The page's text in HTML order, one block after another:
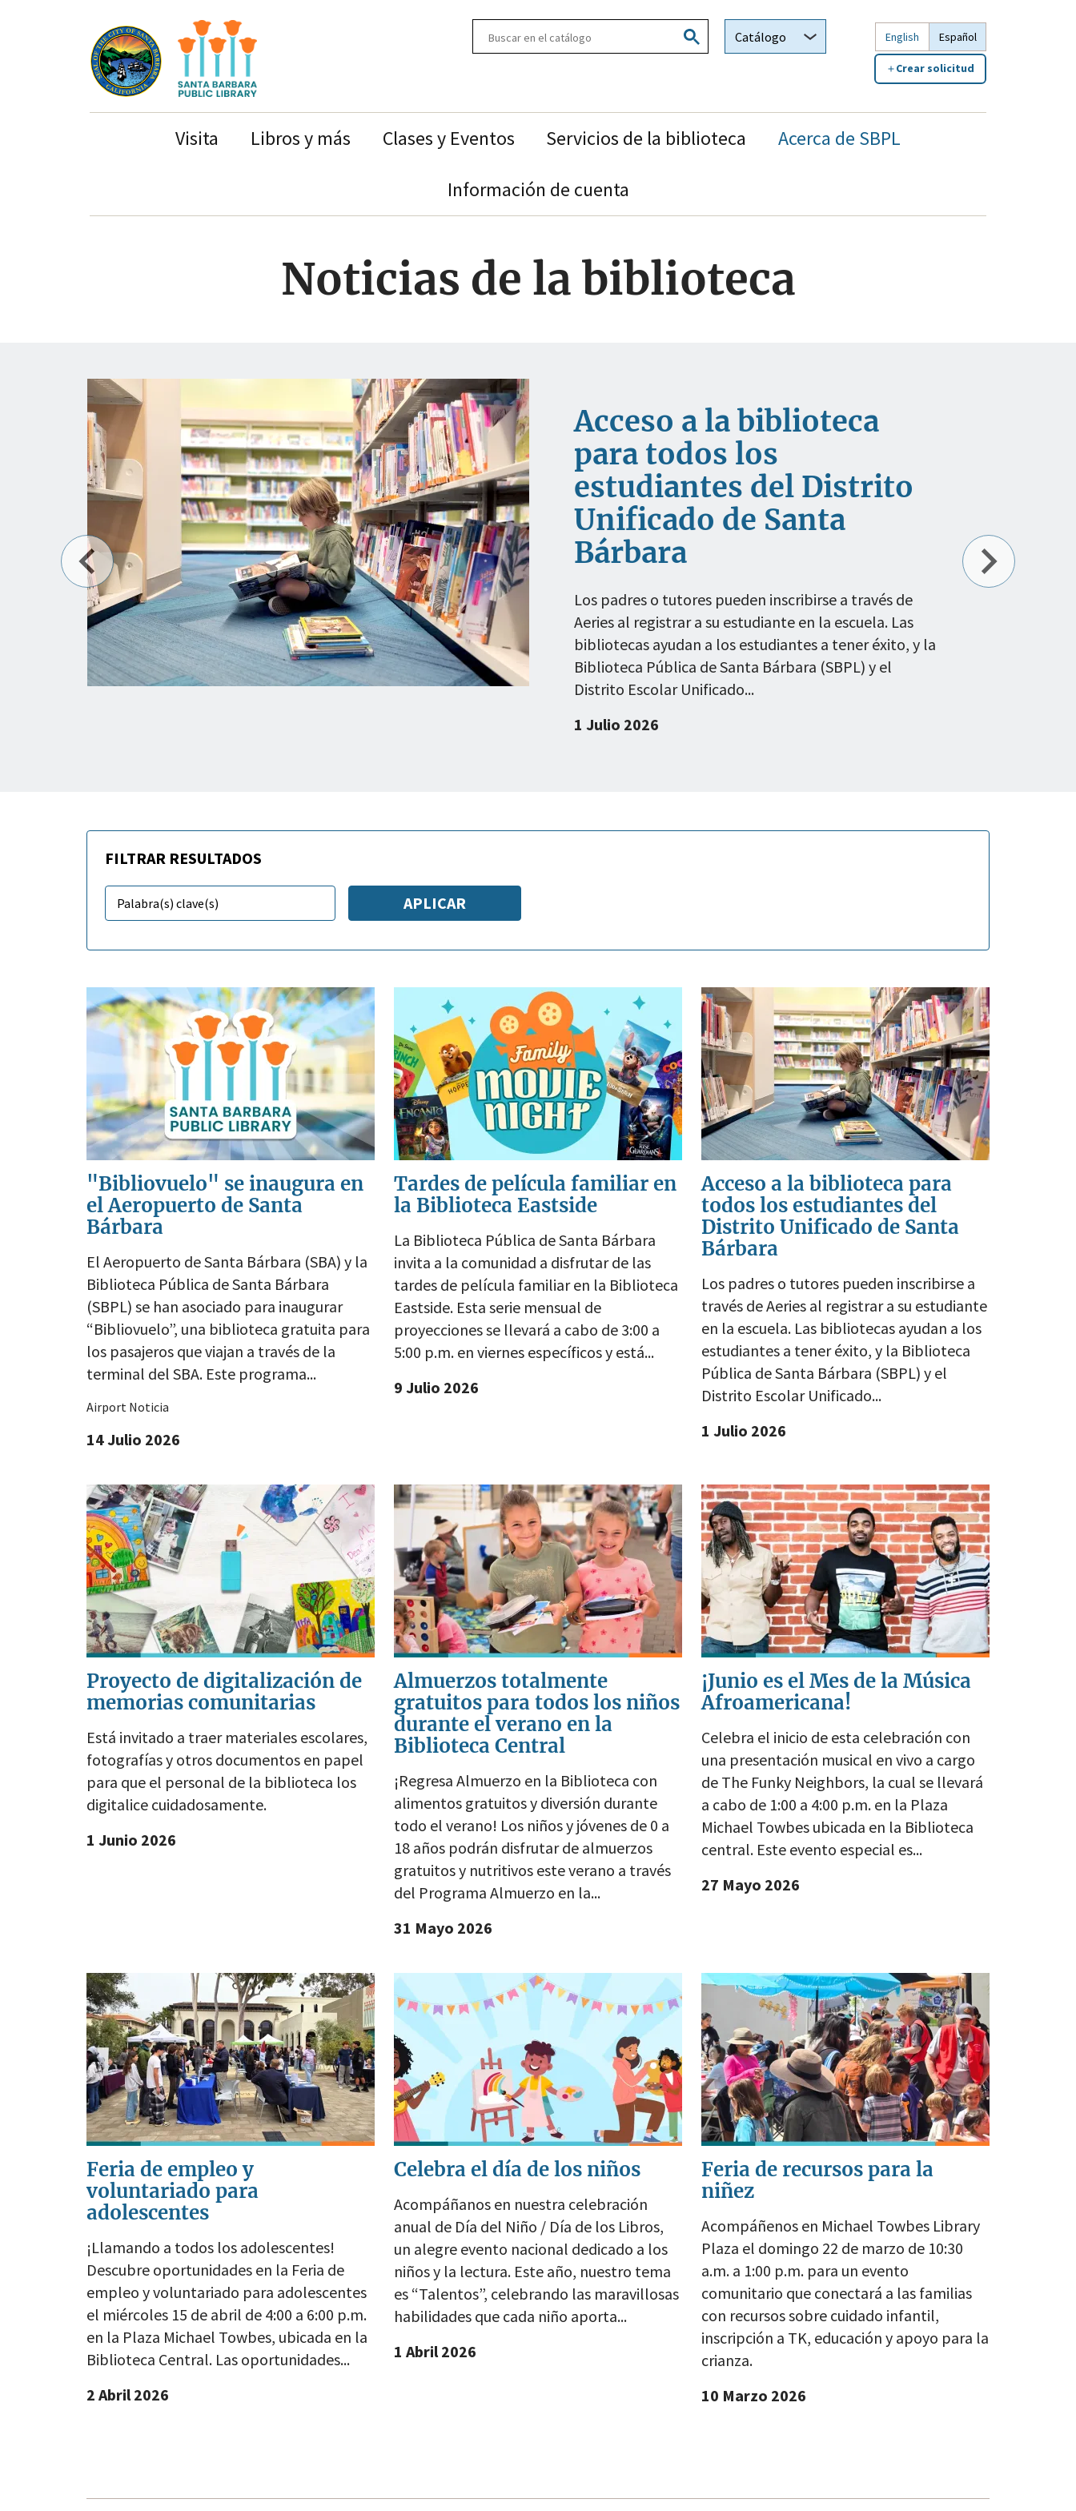
Search
the
Choose
what
like
to
Catálogo English Español
Crear solicitud
LibraryVisita Libros y más Clases y Eventos Servicios de la biblioteca Acerca de SBPL
Información de cuenta
Noticias de la biblioteca
Acceso a la biblioteca
para todos los
estudiantes del Distrito
Unificado de Santa
Bárbara
Los padres o tutores pueden inscribirse a través de
Aeries al registrar a su estudiante en la escuela. Las
bibliotecas ayudan a los estudiantes a tener éxito, y la
Biblioteca Pública de Santa Bárbara (SBPL) y el
Distrito Escolar Unificado...
1 Julio 2026
FILTRAR RESULTADOS
"Bibliovuelo" se inaugura en
el Aeropuerto de Santa
Bárbara
El Aeropuerto de Santa Bárbara (SBA) y la
Biblioteca Pública de Santa Bárbara
(SBPL) se han asociado para inaugurar
“Bibliovuelo”, una biblioteca gratuita para
los pasajeros que viajan a través de la
terminal del SBA. Este programa...
Airport Noticia
14 Julio 2026
Tardes de película familiar en
la Biblioteca Eastside
La Biblioteca Pública de Santa Bárbara
invita a la comunidad a disfrutar de las
tardes de película familiar en la Biblioteca
Eastside. Esta serie mensual de
proyecciones se llevará a cabo de 3:00 a
5:00 p.m. en viernes específicos y está...
9 Julio 2026
Acceso a la biblioteca para
todos los estudiantes del
Distrito Unificado de Santa
Bárbara
Los padres o tutores pueden inscribirse a
través de Aeries al registrar a su estudiante
en la escuela. Las bibliotecas ayudan a los
estudiantes a tener éxito, y la Biblioteca
Pública de Santa Bárbara (SBPL) y el
Distrito Escolar Unificado...
1 Julio 2026
Proyecto de digitalización de
memorias comunitarias
Está invitado a traer materiales escolares,
fotografías y otros documentos en papel
para que el personal de la biblioteca los
digitalice cuidadosamente.
1 Junio 2026
Almuerzos totalmente
gratuitos para todos los niños
durante el verano en la
Biblioteca Central
¡Regresa Almuerzo en la Biblioteca con
alimentos gratuitos y diversión durante
todo el verano! Los niños y jóvenes de 0 a
18 años podrán disfrutar de almuerzos
gratuitos y nutritivos este verano a través
del Programa Almuerzo en la...
31 Mayo 2026
¡Junio es el Mes de la Música
Afroamericana!
Celebra el inicio de esta celebración con
una presentación musical en vivo a cargo
de The Funky Neighbors, la cual se llevará
a cabo de 1:00 a 4:00 p.m. en la Plaza
Michael Towbes ubicada en la Biblioteca
central. Este evento especial es...
27 Mayo 2026
Feria de empleo y
voluntariado para
adolescentes
¡Llamando a todos los adolescentes!
Descubre oportunidades en la Feria de
empleo y voluntariado para adolescentes
el miércoles 15 de abril de 4:00 a 6:00 p.m.
en la Plaza Michael Towbes, ubicada en la
Biblioteca Central. Las oportunidades...
2 Abril 2026
Celebra el día de los niños
Acompáñanos en nuestra celebración
anual de Día del Niño / Día de los Libros,
un alegre evento nacional dedicado a los
niños y la lectura. Este año, nuestro tema
es “Talentos”, celebrando las maravillosas
habilidades que cada niño aporta...
1 Abril 2026
Feria de recursos para la
niñez
Acompáñenos en Michael Towbes Library
Plaza el domingo 22 de marzo de 10:30
a.m. a 1:00 p.m. para un evento
comunitario que conectará a las familias
con recursos sobre cuidado infantil,
inscripción a TK, educación y apoyo para la
crianza.
10 Marzo 2026